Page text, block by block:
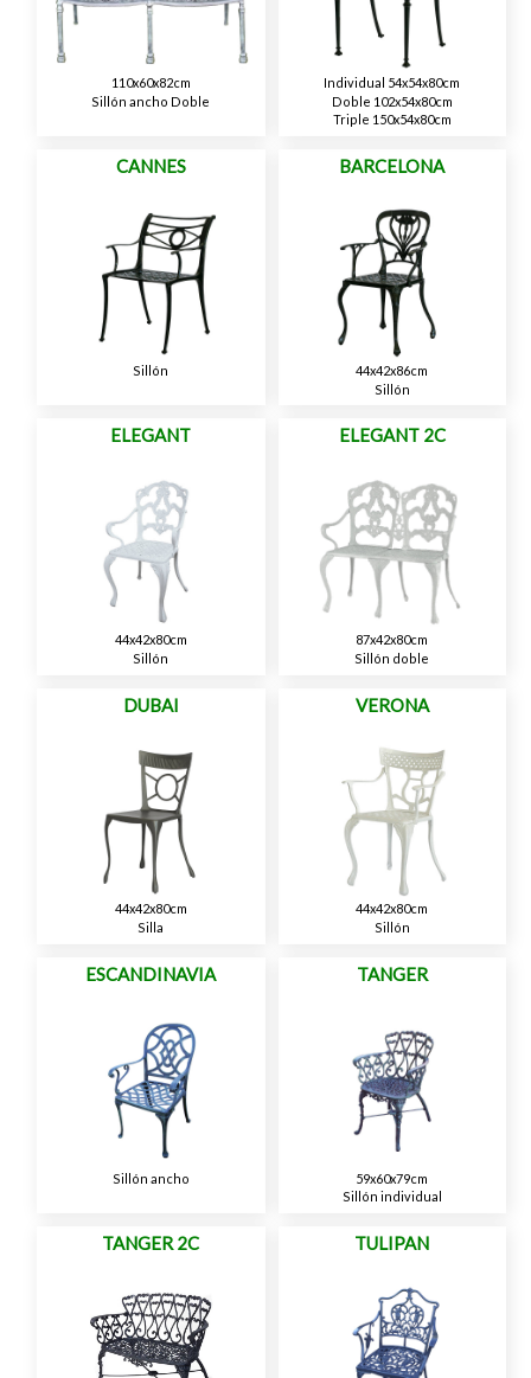
110x60x82cm
Sillón ancho Doble
Individual 54x54x80cm
Doble 102x54x80cm
Triple 150x54x80cm
CANNES
Sillón
BARCELONA
44x42x86cm
Sillón
ELEGANT
44x42x80cm
Sillón
ELEGANT 2C
87x42x80cm
Sillón doble
DUBAI
44x42x80cm
Silla
VERONA
44x42x80cm
Sillón
ESCANDINAVIA
Sillón ancho
TANGER
59x60x79cm
Sillón individual
TANGER 2C TULIPAN